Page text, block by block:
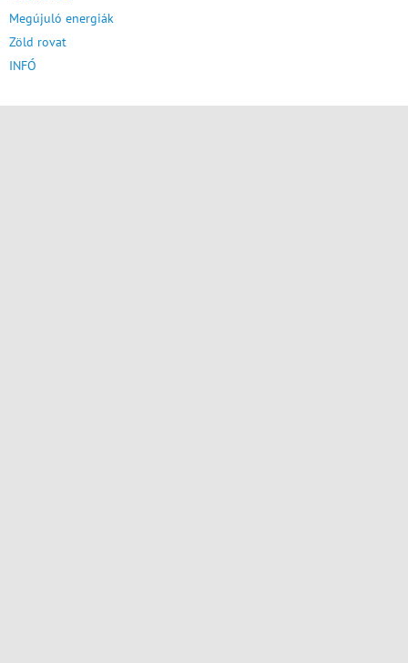
Megújuló energiák
Zöld rovat
INFÓ